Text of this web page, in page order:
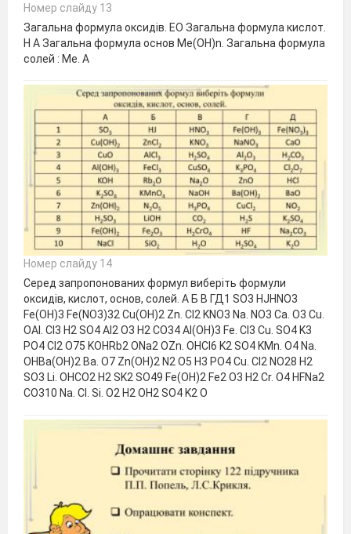
Номер слайду 13
Загальна формула оксидів. ЕО Загальна формула кислот.
Н А Загальна формула основ Ме(ОН)n. Загальна формула
солей : Ме. А
Номер слайду 14
Серед запропонованих формул виберіть формули
оксидів, кислот, основ, солей. А Б В ГД1 SO3 HJHNO3
Fe(OH)3 Fe(NO3)32 Cu(OH)2 Zn. Cl2 KNO3 Na. NO3 Ca. O3 Cu.
OAl. Cl3 H2 SO4 Al2 O3 H2 CO34 Al(OH)3 Fe. Cl3 Cu. SO4 K3
PO4 Cl2 O75 KOHRb2 ONa2 OZn. OHCl6 K2 SO4 KMn. O4 Na.
OHBa(OH)2 Ba. O7 Zn(OH)2 N2 O5 H3 PO4 Cu. Cl2 NO28 H2
SO3 Li. OHCO2 H2 SK2 SO49 Fe(OH)2 Fe2 O3 H2 Cr. O4 HFNa2
CO310 Na. Cl. Si. O2 H2 OH2 SO4 K2 O